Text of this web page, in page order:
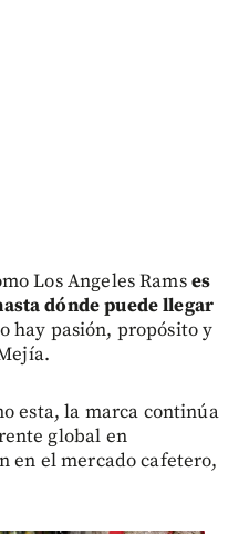
Los Angeles Ramses
dónde puede llegar
hay pasión, propósito y
esta, la marca continúa
global en
en el mercado cafetero,